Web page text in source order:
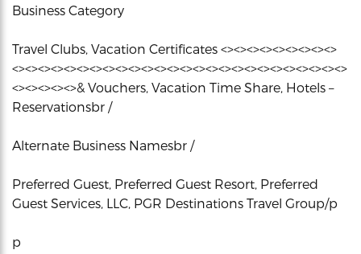
Business Category
Travel Clubs, Vacation Certificates <><><><><><><><><>
<><><><><><><><><><><><><><><><><><><><><><><><><><>
<><><><><>& Vouchers, Vacation Time Share, Hotels –
Reservationsbr /
Alternate Business Namesbr /
Preferred Guest, Preferred Guest Resort, Preferred
Guest Services, LLC, PGR Destinations Travel Group/p
p